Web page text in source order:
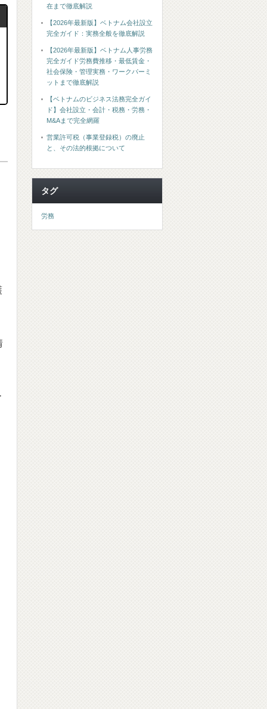
在まで徹底解説
【2026年最新版】ベトナム会社設立
完全ガイド：実務全般を徹底解説
【2026年最新版】ベトナム人事労務
完全ガイド労務費推移・最低賃金・
社会保険・管理実務・ワークパーミ
ットまで徹底解説
【ベトナムのビジネス法務完全ガイ
ド】会社設立・会計・税務・労務・
M&Aまで完全網羅
営業許可税（事業登録税）の廃止
と、その法的根拠について
タグ
労務